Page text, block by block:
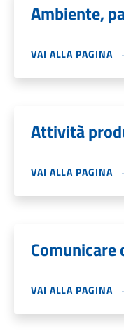
Ambiente,
VAI ALLA PAGINA
Attività
VAI ALLA PAGINA
VAI ALLA PAGINA